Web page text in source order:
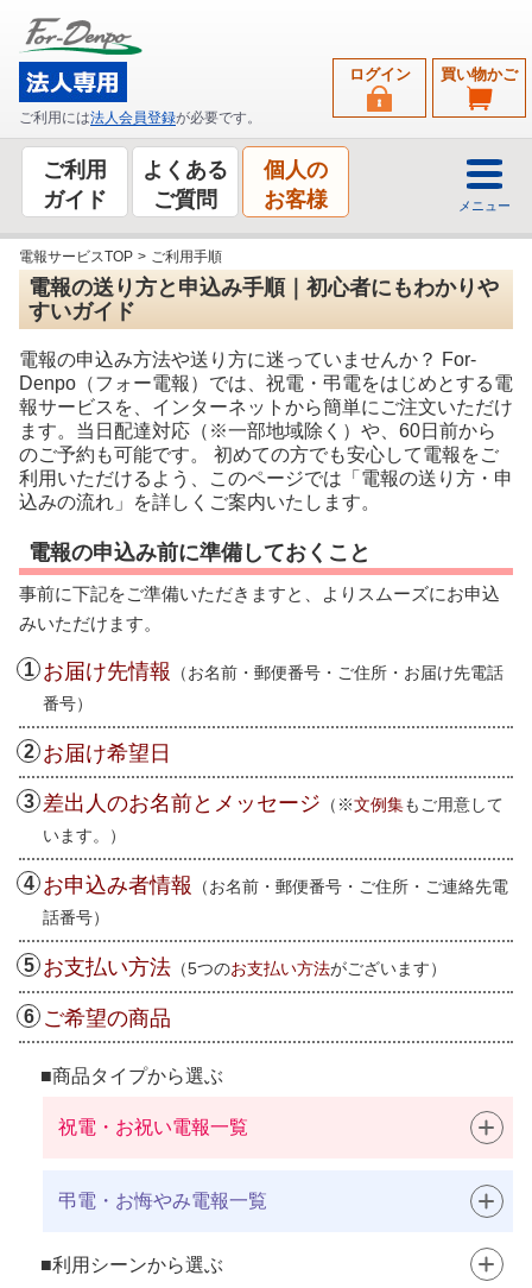
ご利用には法人会員登録が必要です。
買い物かご
ログイン
ご利用
ガイド
よくある
ご質問
個人の
お客様
メニュー
電報サービスTOP > ご利用手順
電報の送り方と申込み手順｜初心者にもわかりや
すいガイド
電報の申込み方法や送り方に迷っていませんか？ For-
Denpo（フォー電報）では、祝電・弔電をはじめとする電
報サービスを、インターネットから簡単にご注文いただけ
ます。当日配達対応（※一部地域除く）や、60日前から
のご予約も可能です。 初めての方でも安心して電報をご
利用いただけるよう、このページでは「電報の送り方・申
込みの流れ」を詳しくご案内いたします。
電報の申込み前に準備しておくこと
事前に下記をご準備いただきますと、よりスムーズにお申込
みいただけます。
お届け先情報
（お名前・郵便番号・ご住所・お届け先電話
番号）
お届け希望日
差出人のお名前とメッセージ （※文例集もご用意して
います。）
お申込み者情報
（お名前・郵便番号・ご住所・ご連絡先電
話番号）
お支払い方法 （5つのお支払い方法がございます）
ご希望の商品
商品タイプから選ぶ
祝電・お祝い電報一覧
弔電・お悔やみ電報一覧
利用シーンから選ぶ